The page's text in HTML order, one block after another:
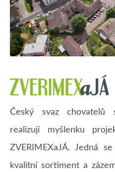
Český svaz chovatelů
realizují myšlenku
ZVERIMEXaJÁ. Jedná
kvalitní sortiment a